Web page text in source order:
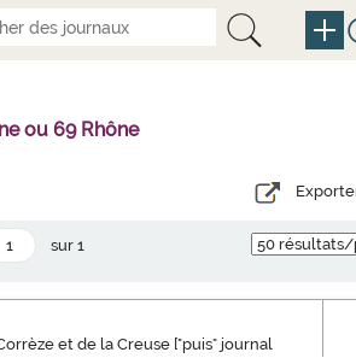
ou 69 Rhône
sur 1
et de la Creuse ["puis" journal